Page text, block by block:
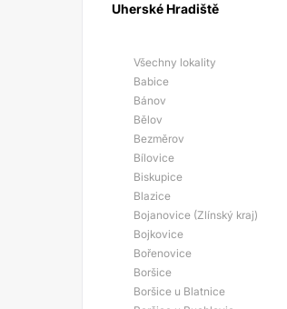
Uherské Hradiště
Všechny lokality
Babice
Bánov
Bělov
Bezměrov
Bílovice
Biskupice
Blazice
Bojanovice (Zlínský kraj)
Bojkovice
Bořenovice
Boršice
Boršice u Blatnice